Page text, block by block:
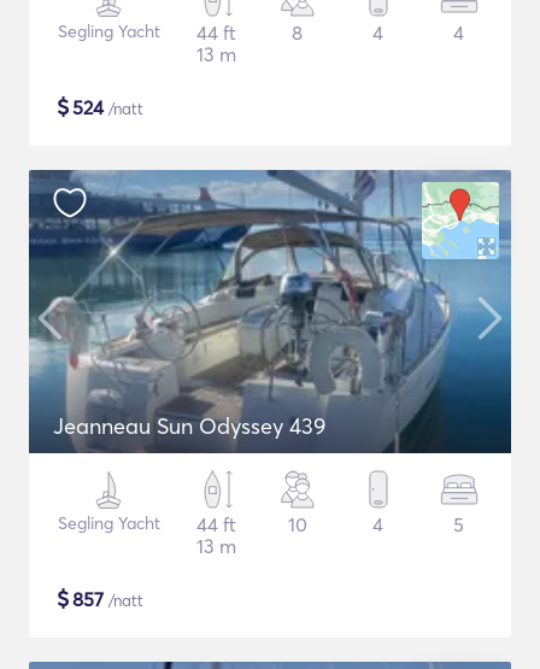
Segling Yacht
44 ft
13 m
8 4 4
$524/natt
Jeanneau Sun Odyssey 439
Segling Yacht
44 ft
13 m
10 4 5
$857 /natt